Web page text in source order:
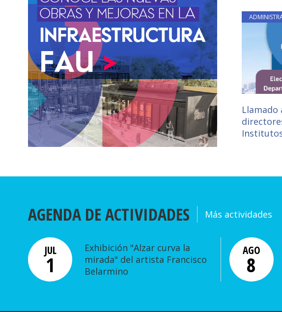
sobre la
llegada de
ACADÉMICA
FAU participa en encuentro de
aseguramiento de la calidad
junto a la UDA
Llamado
AGENDA DE ACTIVIDADES Más actividades
JUL
1
Exhibición "Alzar curva la
mirada" del artista Francisco
Belarmino
AGO
8